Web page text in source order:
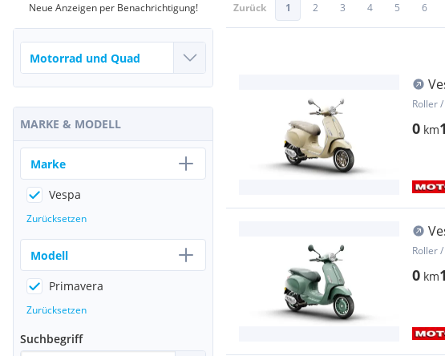
Zurück 1 2 3 4 5 6
Roller
0 km
Roller
0 km
Neue Anzeigen per Benachrichtigung!
MARKE & MODELL
Marke
Vespa
Zurücksetzen
Modell
Primavera
Zurücksetzen
Suchbegriff